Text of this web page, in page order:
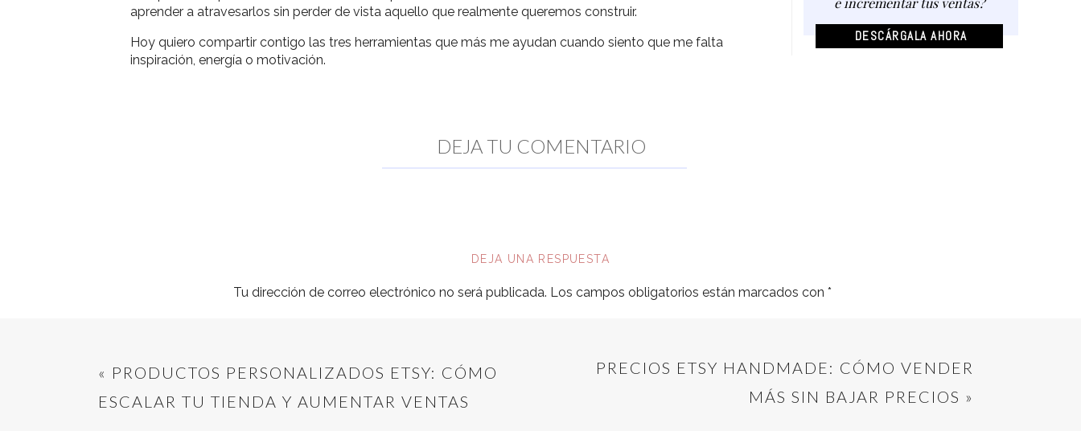
DESCÁRGALA AHORA
aprender a atravesarlos sin perder de vista aquello que realmente queremos construir.
Hoy quiero compartir contigo las tres herramientas que más me ayudan cuando siento que me falta
inspiración, energía o motivación.
DEJA TU COMENTARIO
DEJA UNA RESPUESTA
Tu dirección de correo electrónico no será publicada. Los campos obligatorios están marcados con *
PRECIOS ETSY HANDMADE: CÓMO VENDER
MÁS SIN BAJAR PRECIOS »
« PRODUCTOS PERSONALIZADOS ETSY: CÓMO
ESCALAR TU TIENDA Y AUMENTAR VENTAS